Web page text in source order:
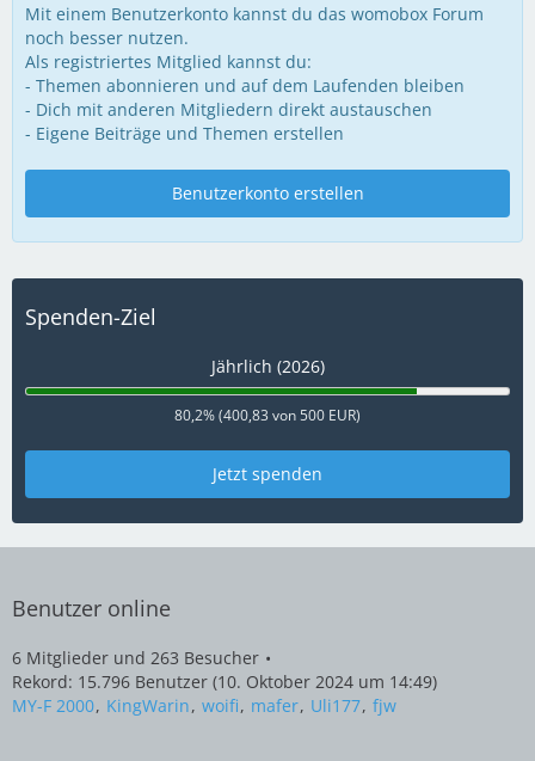
Mit einem Benutzerkonto kannst du das womobox Forum
noch besser nutzen.
Als registriertes Mitglied kannst du:
- Themen abonnieren und auf dem Laufenden bleiben
- Dich mit anderen Mitgliedern direkt austauschen
- Eigene Beiträge und Themen erstellen
Benutzerkonto erstellen
Spenden-Ziel
Jährlich (2026)
80,2% (400,83 von 500 EUR)
Jetzt spenden
Benutzer online
6 Mitglieder und 263 Besucher
Rekord: 15.796 Benutzer (10. Oktober 2024 um 14:49)
MY-F 2000 KingWarin woifi mafer Uli177 fjw